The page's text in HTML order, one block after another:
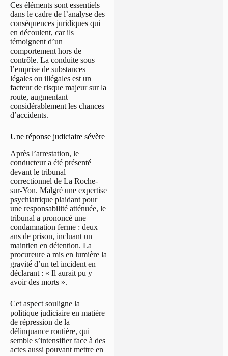
Ces éléments sont essentiels
dans le cadre de l’analyse des
conséquences juridiques qui
en découlent, car ils
témoignent d’un
comportement hors de
contrôle. La conduite sous
l’emprise de substances
légales ou illégales est un
facteur de risque majeur sur la
route, augmentant
considérablement les chances
d’accidents.
Une réponse judiciaire sévère
Après l’arrestation, le
conducteur a été présenté
devant le tribunal
correctionnel de La Roche-
sur-Yon. Malgré une expertise
psychiatrique plaidant pour
une responsabilité atténuée, le
tribunal a prononcé une
condamnation ferme : deux
ans de prison, incluant un
maintien en détention. La
procureure a mis en lumière la
gravité d’un tel incident en
déclarant : « Il aurait pu y
avoir des morts ».
Cet aspect souligne la
politique judiciaire en matière
de répression de la
délinquance routière, qui
semble s’intensifier face à des
actes aussi pouvant mettre en